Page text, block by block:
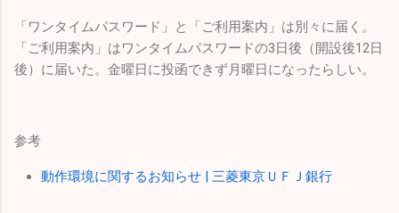
「ワンタイムパスワード」と「ご利用案内」は別々に届く。
「ご利用案内」はワンタイムパスワードの3日後（開設後12日
後）に届いた。金曜日に投函できず月曜日になったらしい。
参考
動作環境に関するお知らせ | 三菱東京ＵＦＪ銀行